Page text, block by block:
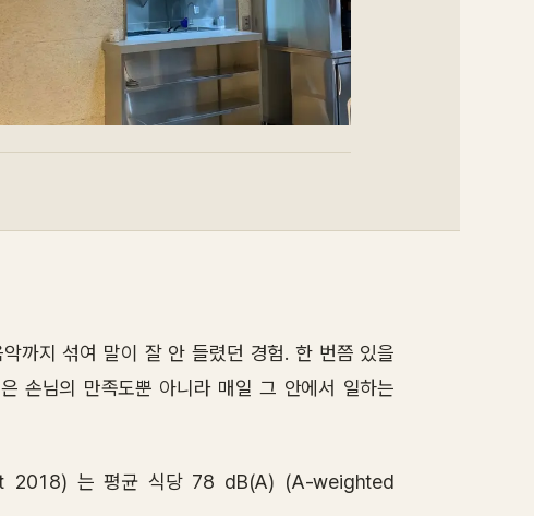
까지 섞여 말이 잘 안 들렸던 경험. 한 번쯤 있을
손님의 만족도뿐 아니라 매일 그 안에서 일하는
2018) 는 평균 식당 78 dB(A) (A-weighted